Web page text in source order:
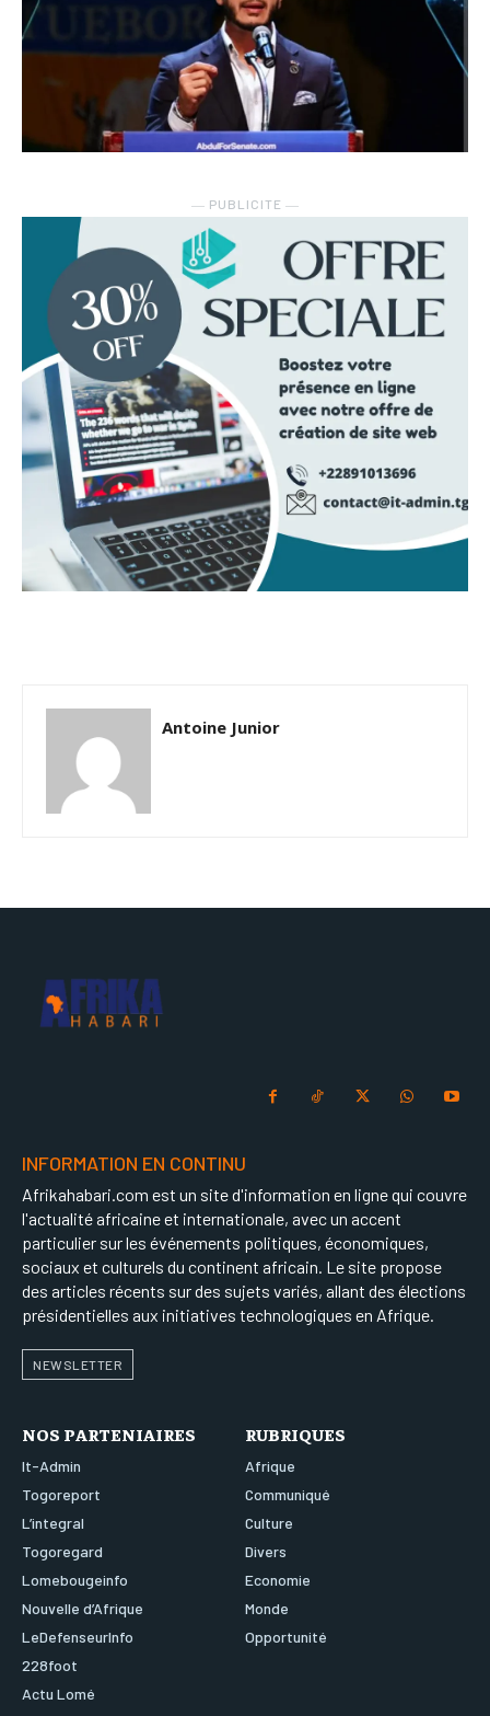
― PUBLICITE ―
Antoine Junior
INFORMATION EN CONTINU
Afrikahabari.com est un site d'information en ligne qui couvre
l'actualité africaine et internationale, avec un accent
particulier sur les événements politiques, économiques,
sociaux et culturels du continent africain. Le site propose
des articles récents sur des sujets variés, allant des élections
présidentielles aux initiatives technologiques en Afrique.
NEWSLETTER
NOS PARTENIAIRES
It-Admin
Togoreport
L’integral
Togoregard
Lomebougeinfo
Nouvelle d’Afrique
LeDefenseurInfo
228foot
Actu Lomé
RUBRIQUES
Afrique
Communiqué
Culture
Divers
Economie
Monde
Opportunité